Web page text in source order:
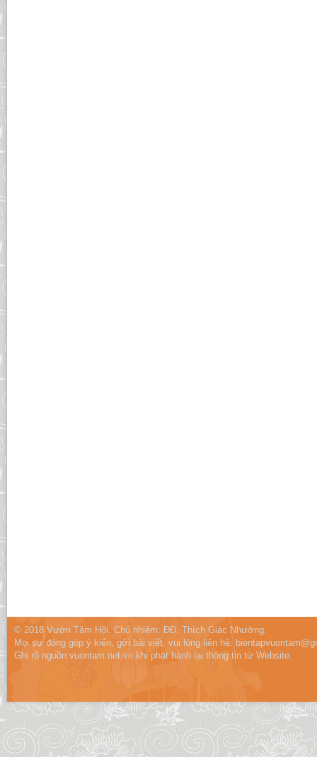
© 2018 Vườn Tâm Hội. Chủ nhiệm: ĐĐ. Thích Giác Nhường.
Mọi sự đóng góp ý kiến, gởi bài viết, vui lòng liên hệ:
Ghi rõ nguồn vuontam.net.vn khi phát hành lại thông tin từ Website.